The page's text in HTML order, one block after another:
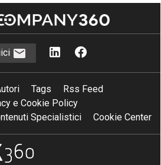
Tags
Rss Feed
e Cookie Policy
Specialistici
Cookie Center